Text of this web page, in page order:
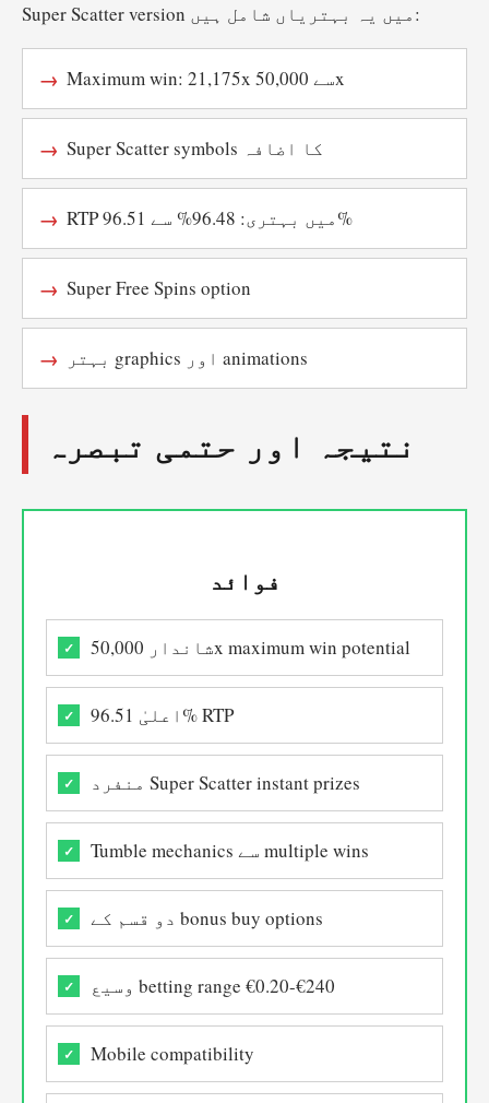
Super Scatter version میں یہ بہتریاں شامل ہیں:
Maximum win: 21,175x سے 50,000x
Super Scatter symbols کا اضافہ
RTP میں بہتری: 96.48% سے 96.51%
Super Free Spins option
بہتر graphics اور animations
نتیجہ اور حتمی تبصرہ
فوائد
شاندار 50,000x maximum win potential
اعلیٰ 96.51% RTP
منفرد Super Scatter instant prizes
Tumble mechanics سے multiple wins
دو قسم کے bonus buy options
وسیع betting range €0.20-€240
Mobile compatibility